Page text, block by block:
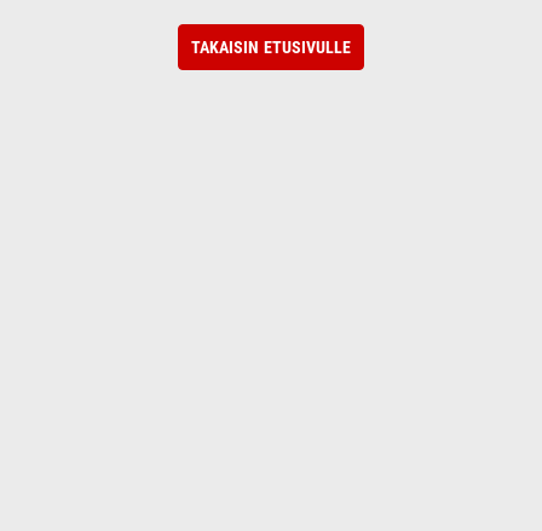
TAKAISIN ETUSIVULLE